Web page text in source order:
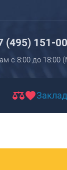
(495) 151-
с 8:00 до 18:00